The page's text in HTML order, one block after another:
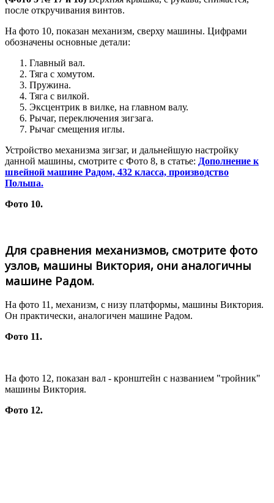
после откручивания винтов.
На фото 10, показан механизм, сверху машины. Цифрами
обозначены основные детали:
Главный вал.
Тяга с хомутом.
Пружина.
Тяга с вилкой.
Эксцентрик в вилке, на главном валу.
Рычаг, переключения зигзага.
Рычаг смещения иглы.
Устройство механизма зигзаг, и дальнейшую настройку
данной машины, смотрите с Фото 8, в статье: Дополнение к
швейной машине Радом, 432 класса, производство
Польша.
Фото 10.
Для сравнения механизмов, смотрите фото
узлов, машины Виктория, они аналогичны
машине Радом.
На фото 11, механизм, с низу платформы, машины Виктория.
Он практически, аналогичен машине Радом.
Фото 11.
На фото 12, показан вал - кронштейн с названием "тройник"
машины Виктория.
Фото 12.